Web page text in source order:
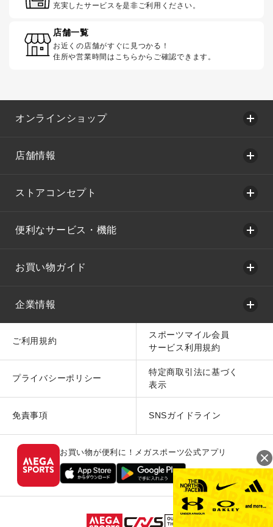
充実したサービスを是非ご利用ください。
店舗一覧
お近くの店舗がすぐに見つかる！
住所や営業時間はこちらからご確認できます。
オンラインショップ
店舗情報
ストアコンセプト
便利なサービス・機能
お買い物ガイド
企業情報
ご利用規約
スポーツマイル会員
サービス利用規約
プライバシーポリシー
特定商取引法に基づく
表示
免責事項 SNSガイドライン
お買い物が便利に！メガスポーツ公式アプリ